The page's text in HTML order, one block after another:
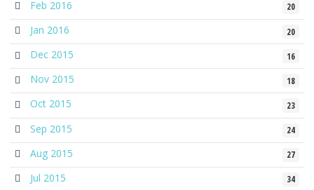
20
Feb 2016
20
Jan 2016
16
Dec 2015
18
Nov 2015
23
Oct 2015
24
Sep 2015
27
Aug 2015
34
Jul 2015